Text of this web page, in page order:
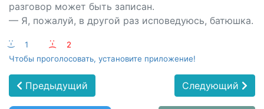
разговор может быть записан.
— Я, пожалуй, в другой раз исповедуюсь, батюшка.
:-) 1 :-(
2
Чтобы проголосовать, установите приложение!
Предыдущий Следующий